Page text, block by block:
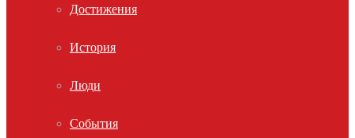
Достижения
История
Люди
События